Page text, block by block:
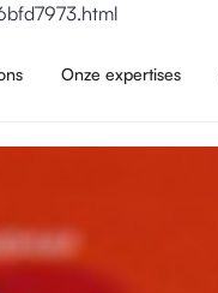
Onze expertises